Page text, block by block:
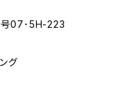
号07･5H-223
グ